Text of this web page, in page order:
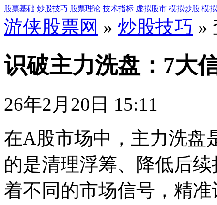
股票基础 炒股技巧 股票理论 技术指标 虚拟股市 模拟炒股 模
游侠股票网 » 炒股技巧 »
识破主力洗盘：7大
26年2月20日 15:11
在A股市场中，主力洗盘
的是清理浮筹、降低后
着不同的市场信号，精